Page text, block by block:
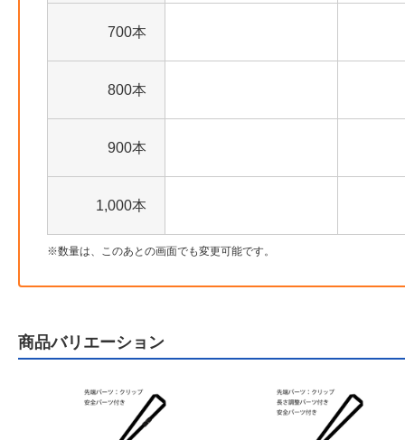
700本
800本
900本
1,000本
数量は、このあとの画面でも変更可能です。
商品バリエーション